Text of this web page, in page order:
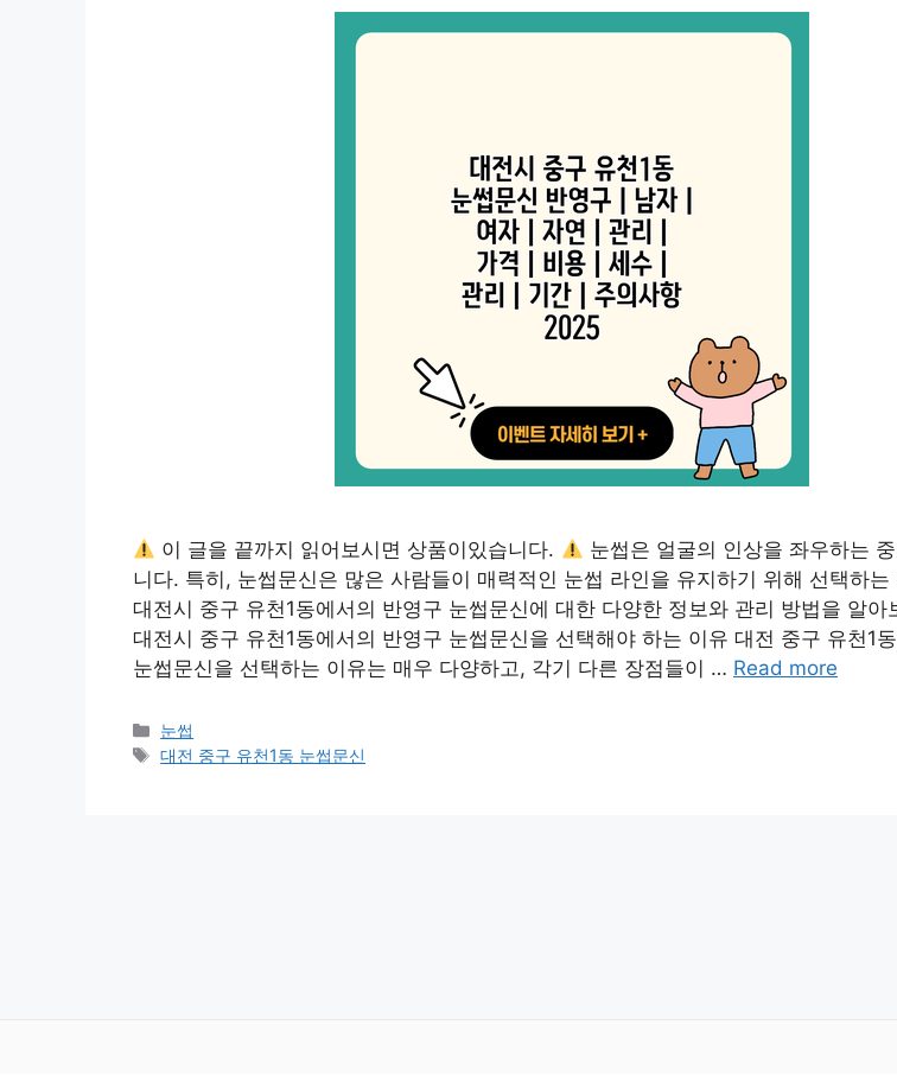
이 글을 끝까지 읽어보시면 상품이있습니다.
눈썹은 얼굴의 인상을 좌우하는
니다. 특히, 눈썹문신은 많은 사람들이 매력적인 눈썹 라인을 유지하기 위해 선택하는
대전시 중구 유천1동에서의 반영구 눈썹문신에 대한 다양한 정보와 관리 방법을 알아
대전시 중구 유천1동에서의 반영구 눈썹문신을 선택해야 하는 이유 대전 중구 유천1
눈썹문신을 선택하는 이유는 매우 다양하고, 각기 다른 장점들이 … Read more
카
테
눈썹
태
대전 중구 유천1동 눈썹문신